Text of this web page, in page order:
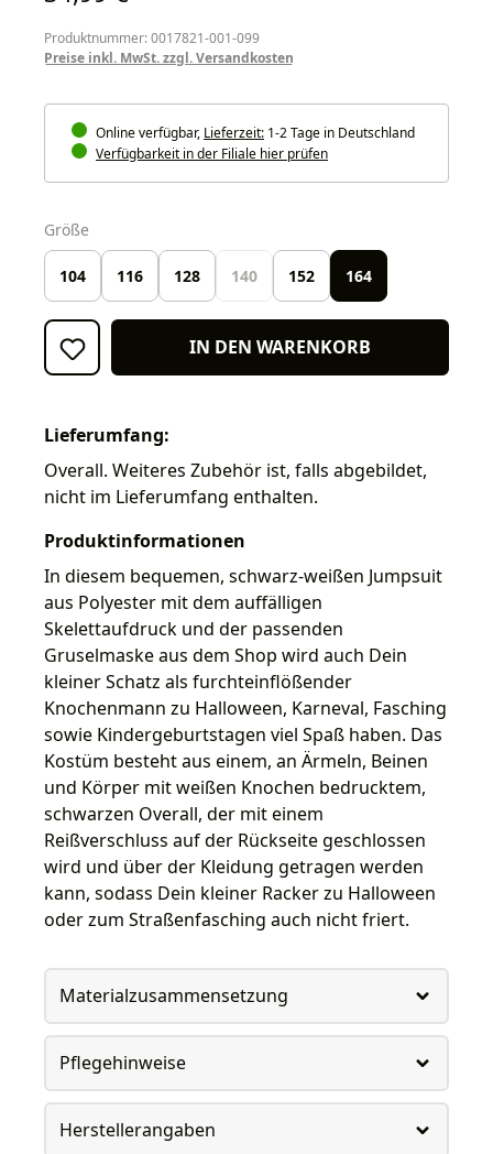
Produktnummer: 0017821-001-099
Preise inkl. MwSt. zzgl. Versandkosten
Online verfügbar, Lieferzeit: 1-2 Tage in Deutschland
Verfügbarkeit in der Filiale hier prüfen
Größe
104 116 128 140 152 164
IN DEN WARENKORB
Lieferumfang:
Overall. Weiteres Zubehör ist, falls abgebildet,
nicht im Lieferumfang enthalten.
Produktinformationen
In diesem bequemen, schwarz-weißen Jumpsuit
aus Polyester mit dem auffälligen
Skelettaufdruck und der passenden
Gruselmaske aus dem Shop wird auch Dein
kleiner Schatz als furchteinflößender
Knochenmann zu Halloween, Karneval, Fasching
sowie Kindergeburtstagen viel Spaß haben. Das
Kostüm besteht aus einem, an Ärmeln, Beinen
und Körper mit weißen Knochen bedrucktem,
schwarzen Overall, der mit einem
Reißverschluss auf der Rückseite geschlossen
wird und über der Kleidung getragen werden
kann, sodass Dein kleiner Racker zu Halloween
oder zum Straßenfasching auch nicht friert.
Materialzusammensetzung
Pflegehinweise
Herstellerangaben